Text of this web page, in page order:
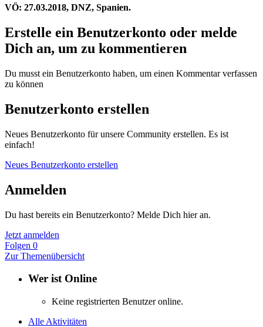
VÖ: 27.03.2018, DNZ, Spanien.
Erstelle ein Benutzerkonto oder melde
Dich an, um zu kommentieren
Du musst ein Benutzerkonto haben, um einen Kommentar verfassen
zu können
Benutzerkonto erstellen
Neues Benutzerkonto für unsere Community erstellen. Es ist
einfach!
Neues Benutzerkonto erstellen
Anmelden
Du hast bereits ein Benutzerkonto? Melde Dich hier an.
Jetzt anmelden
Folgen 0
Zur Themenübersicht
Wer ist Online
Keine registrierten Benutzer online.
Alle Aktivitäten